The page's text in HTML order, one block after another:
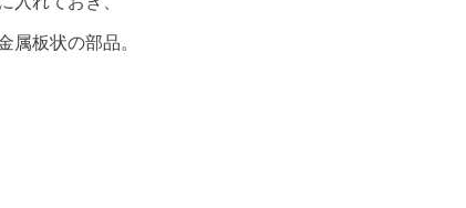
属板状の部品。